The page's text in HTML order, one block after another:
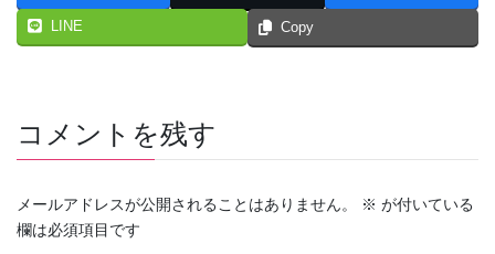
LINE Copy
コメントを残す
メールアドレスが公開されることはありません。 ※ が付いている
欄は必須項目です